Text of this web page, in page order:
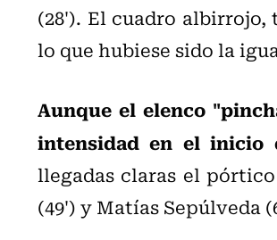
(28'). El cuadro albirrojo,
lo que hubiese sido la
Aunque el elenco
intensidad en el inicio
llegadas claras el
(49') y Matías Sepúlveda